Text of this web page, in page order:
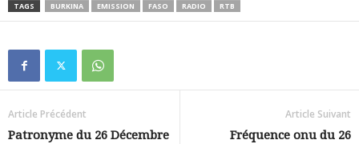
TAGS BURKINA EMISSION FASO RADIO RTB
Article Précédent
Patronyme du 26 Décembre
Article Suivant
Fréquence onu du 26